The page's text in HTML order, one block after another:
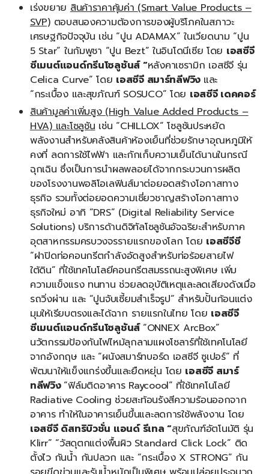
เร่งขยายสินค้าราคาคุ้มค่า(Smart Value Products –
SVP)ตอบสนองความต้องการของผู้บริโภคในสภาวะ
เศรษฐกิจปัจจุบัน เช่น “ปูน ADAMAX” ในเวียดนาม “ปูน
5 Star” ในกัมพูชา “ปูน Bezt” ในอินโดนีเซีย โดย เอสซีจี
ซีเมนต์แอนด์กรีนโซลูชันส์­ “หลังคาเซรามิก เอสซีจี รุ่น
Celica Curve” โดย เอสซีจี สมาร์ทลีฟวิง และ
“กระเบื้อง และสุขภัณฑ์ SOSUCO” โดย เอสซีจี เดคคอร์
สินค้ามูลค่าเพิ่มสูง(High Value Added Products –
HVA) และโซลูชันเช่น “CHILLOX” โซลูชันประหยัด
พลังงานสำหรับคลังสินค้าห้องเย็นที่ช่วยรักษาอุณหภูมิให้
คงที่ ลดการใช้ไฟฟ้า และกักเก็บความเย็นได้นานในกรณี
ฉุกเฉิน ซึ่งเป็นการนำผลพลอยได้จากกระบวนการผลิต
ของโรงงานพอลิโอเลฟินส์มาต่อยอดสร้างโอกาสทาง
ธุรกิจ รวมทั้งต่อยอดความเชี่ยวชาญสร้างโอกาสทาง
ธุรกิจใหม่ อาทิ “DRS” (Digital Reliability Service
Solutions) บริการด้านดิจิทัลโซลูชันอัจฉริยะสำหรับภาค
อุตสาหกรรมครบวงจรรายแรกของโลก โดย เอสซีจีซี
“ฝาปิดท่อคอนกรีตกำลังอัดสูงสำหรับท่อร้อยสายไฟ
ใต้ดิน” ที่ใช้เทคโนโลยีคอนกรีตสมรรถนะสูงพิเศษ เพิ่ม
ความแข็งแรง ทนทาน ช่วยลดอุบัติเหตุและลดเสียงดังเมื่อ
รถวิ่งผ่าน และ “ปูนจับเซี้ยมสำเร็จรูป” สำหรับปั้นก้อนแต่ง
มุมให้เรียบตรงและได้ฉาก รายแรกในไทย โดย เอสซีจี
ซีเมนต์แอนด์กรีนโซลูชันส์ “ONNEX ArcBox”
นวัตกรรมป้องกันไฟไหม้ลุกลามแผงโซลาร์ที่ใช้เทคโนโลยี
จากอังกฤษ และ “ผนังสมาร์ทบอร์ด เอสซีจี ซูเปอร์” ที่
พัฒนาให้แข็งแกร่งขึ้นและยืดหยุ่น โดย เอสซีจี สมาร์
ทลีฟวิง “ฟิล์มติดอาคาร Raycoool” ที่ใช้เทคโนโลยี
Radiative Cooling ช่วยสะท้อนรังสีความร้อนออกจาก
อาคาร ทำให้ในอาคารเย็นขึ้นและลดการใช้พลังงาน โดย
เอสซีจี ดิสทริบิวชั่น แอนด์ รีเทล“สุขภัณฑ์อัตโนมัติ รุ่น
Klirr” “วัสดุตกแต่งพื้นผิว Standard Click Lock” ติด
ตั้งไว กันน้ำ กันปลวก และ “กระเบื้อง X STRONG” กัน